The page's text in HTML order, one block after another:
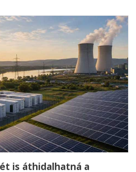
is áthidalhatná a